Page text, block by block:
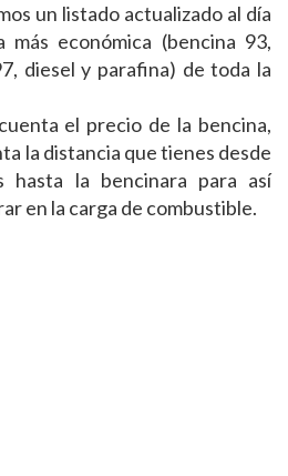
un listado actualizado al día
económica (bencina 93,
diesel y parafina) de toda la
el precio de la bencina,
la distancia que tienes desde
hasta la bencinara para así
en la carga de combustible.